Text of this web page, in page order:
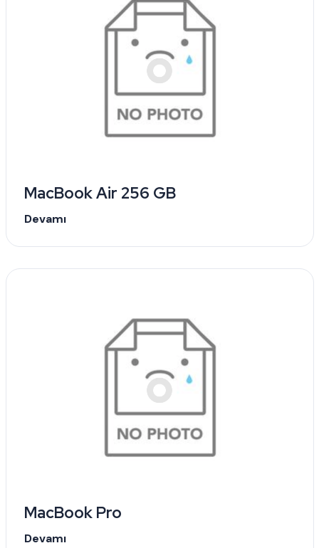
MacBook Air 256 GB
Devamı
MacBook Pro
Devamı